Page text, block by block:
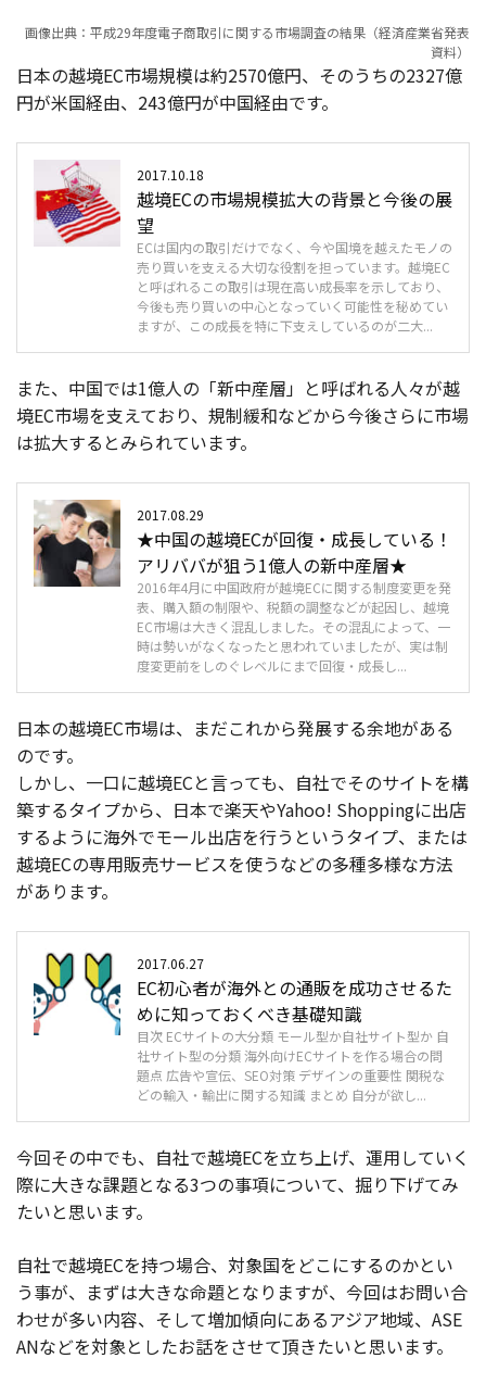
画像出典：平成29年度電子商取引に関する市場調査の結果（経済産業省発表
資料）
日本の越境EC市場規模は約2570億円、そのうちの2327億
円が米国経由、243億円が中国経由です。
2017.10.18
越境ECの市場規模拡大の背景と今後の展
望
ECは国内の取引だけでなく、今や国境を越えたモノの
売り買いを支える大切な役割を担っています。越境EC
と呼ばれるこの取引は現在高い成長率を示しており、
今後も売り買いの中心となっていく可能性を秘めてい
ますが、この成長を特に下支えしているのが二大...
また、中国では1億人の「新中産層」と呼ばれる人々が越
境EC市場を支えており、規制緩和などから今後さらに市場
は拡大するとみられています。
2017.08.29
★中国の越境ECが回復・成長している！
アリババが狙う1億人の新中産層★
2016年4月に中国政府が越境ECに関する制度変更を発
表、購入額の制限や、税額の調整などが起因し、越境
EC市場は大きく混乱しました。その混乱によって、一
時は勢いがなくなったと思われていましたが、実は制
度変更前をしのぐレベルにまで回復・成長し...
日本の越境EC市場は、まだこれから発展する余地がある
のです。
しかし、一口に越境ECと言っても、自社でそのサイトを構
築するタイプから、日本で楽天やYahoo! Shoppingに出店
するように海外でモール出店を行うというタイプ、または
越境ECの専用販売サービスを使うなどの多種多様な方法
があります。
2017.06.27
EC初心者が海外との通販を成功させるた
めに知っておくべき基礎知識
目次 ECサイトの大分類 モール型か自社サイト型か 自
社サイト型の分類 海外向けECサイトを作る場合の問
題点 広告や宣伝、SEO対策 デザインの重要性 関税な
どの輸入・輸出に関する知識 まとめ 自分が欲し...
今回その中でも、自社で越境ECを立ち上げ、運用していく
際に大きな課題となる3つの事項について、掘り下げてみ
たいと思います。
自社で越境ECを持つ場合、対象国をどこにするのかとい
う事が、まずは大きな命題となりますが、今回はお問い合
わせが多い内容、そして増加傾向にあるアジア地域、ASE
ANなどを対象としたお話をさせて頂きたいと思います。